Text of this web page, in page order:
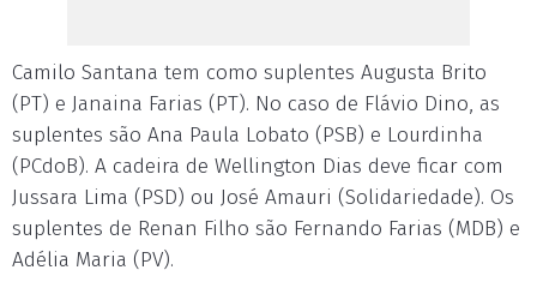
Camilo Santana tem como suplentes Augusta Brito
(PT) e Janaina Farias (PT). No caso de Flávio Dino, as
suplentes são Ana Paula Lobato (PSB) e Lourdinha
(PCdoB). A cadeira de Wellington Dias deve ficar com
Jussara Lima (PSD) ou José Amauri (Solidariedade). Os
suplentes de Renan Filho são Fernando Farias (MDB) e
Adélia Maria (PV).